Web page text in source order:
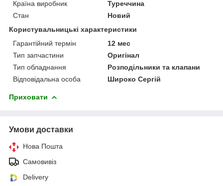
Країна виробник
Туреччина
Стан
Новий
Користувальницькі характеристики
Гарантійний термін
12 мес
Тип запчастини
Оригінал
Тип обладнання
Розподільники та клапани
Відповідальна особа
Широко Сергій
Приховати
Умови доставки
Нова Пошта
Самовивіз
Delivery